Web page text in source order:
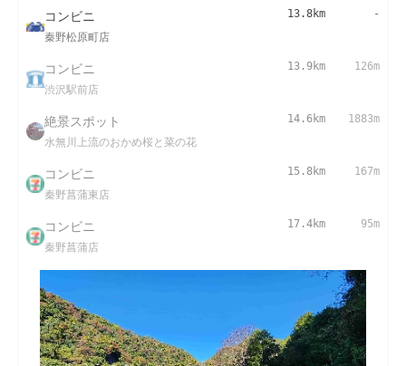
コンビニ
秦野松原町店
13.8km -
コンビニ
渋沢駅前店
13.9km 126m
絶景スポット
水無川上流のおかめ桜と菜の花
14.6km 1883m
コンビニ
秦野菖蒲東店
15.8km 167m
コンビニ
秦野菖蒲店
17.4km 95m